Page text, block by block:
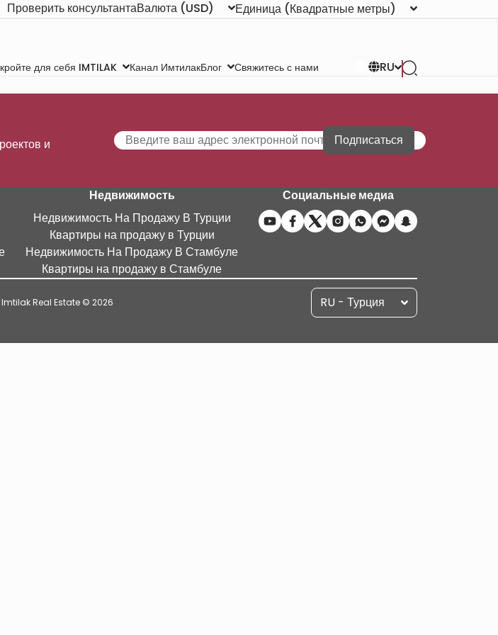
Проверить консультантаВалюта (USD) Единица (Квадратные метры)
для себя IMTILAK Канал ИмтилакБлог Свяжитесь с нами RU
и
Подписаться
Недвижимость
Недвижимость На Продажу В Турции
Квартиры на продажу в Турции
Недвижимость На Продажу В Стамбуле
Квартиры на продажу в Стамбуле
Социальные медиа
Real Estate © 2026 RU - Турция